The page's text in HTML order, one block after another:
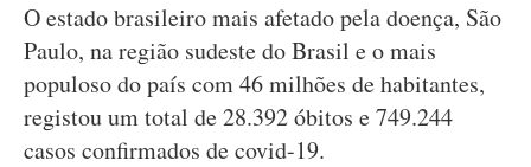
O estado brasileiro mais afetado pela doença, São
Paulo, na região sudeste do Brasil e o mais
populoso do país com 46 milhões de habitantes,
registou um total de 28.392 óbitos e 749.244
casos confirmados de covid-19.